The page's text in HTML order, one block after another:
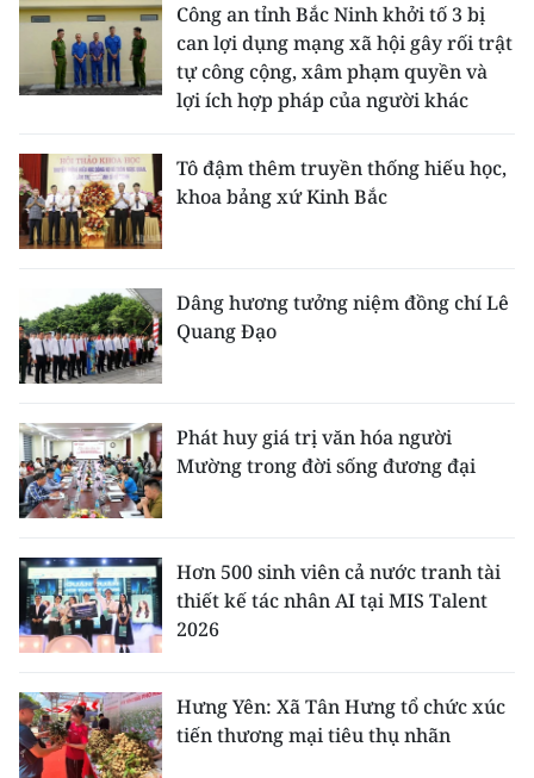
Công an tỉnh Bắc Ninh khởi tố 3 bị
can lợi dụng mạng xã hội gây rối trật
tự công cộng, xâm phạm quyền và
lợi ích hợp pháp của người khác
Tô đậm thêm truyền thống hiếu học,
khoa bảng xứ Kinh Bắc
Dâng hương tưởng niệm đồng chí Lê
Quang Đạo
Phát huy giá trị văn hóa người
Mường trong đời sống đương đại
Hơn 500 sinh viên cả nước tranh tài
thiết kế tác nhân AI tại MIS Talent
2026
Hưng Yên: Xã Tân Hưng tổ chức xúc
tiến thương mại tiêu thụ nhãn